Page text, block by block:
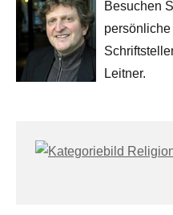
Besuchen
Leitner.